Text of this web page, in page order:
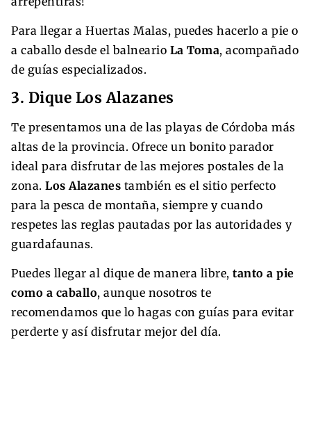
Para llegar a Huertas Malas, puedes hacerlo a pie o
a caballo desde el balneario La Toma, acompañado
de guías especializados.
3. Dique Los Alazanes
Te presentamos una de las playas de Córdoba más
altas de la provincia. Ofrece un bonito parador
ideal para disfrutar de las mejores postales de la
zona. Los Alazanes también es el sitio perfecto
para la pesca de montaña, siempre y cuando
respetes las reglas pautadas por las autoridades y
guardafaunas.
Puedes llegar al dique de manera libre, tanto a pie
como a caballo, aunque nosotros te
recomendamos que lo hagas con guías para evitar
perderte y así disfrutar mejor del día.